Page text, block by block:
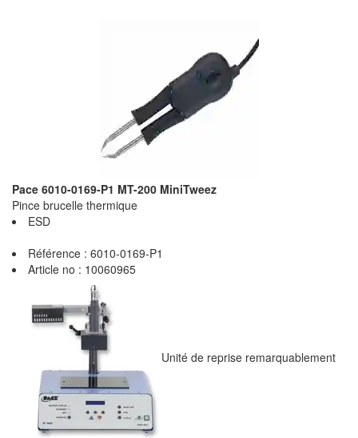
Pace 6010-0169-P1 MT-200 MiniTweez
Pince brucelle thermique
ESD
Référence : 6010-0169-P1
Article no : 10060965
Unité de reprise remarquablement